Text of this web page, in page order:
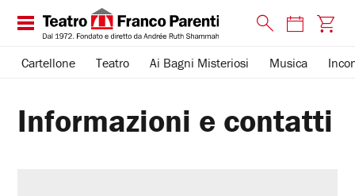
Cartellone Teatro Ai Bagni Misteriosi Musica
Informazioni e contatti